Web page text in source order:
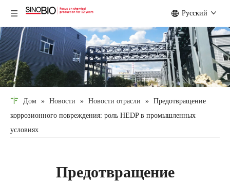
Pусский
Дом » Новости » Новости отрасли » Предотвращение
коррозионного повреждения: роль HEDP в промышленных
условиях
Предотвращение